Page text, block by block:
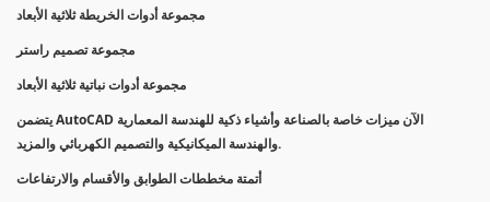
مجموعة أدوات الخريطة ثلاثية الأبعاد
مجموعة تصميم راستر
مجموعة أدوات نباتية ثلاثية الأبعاد
يتضمن AutoCAD الآن ميزات خاصة بالصناعة وأشياء ذكية للهندسة المعمارية
والهندسة الميكانيكية والتصميم الكهربائي والمزيد.
أتمتة مخططات الطوابق والأقسام والارتفاعات